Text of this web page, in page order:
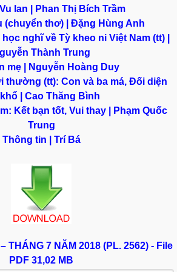
lan | Phan Thị Bích Trầm
(chuyển thơ) | Đặng Hùng Anh
nghĩ về Tỳ kheo ni Việt Nam (tt) |
Thành Trung
mẹ | Nguyễn Hoàng Duy
thường (tt): Con và ba má, Đối diện
| Cao Thăng Bình
Kết bạn tốt, Vui thay | Phạm Quốc
Trung
Thông tin | Trí Bá
THÁNG 7 NĂM 2018 (PL. 2562) - File
PDF 31,02 MB